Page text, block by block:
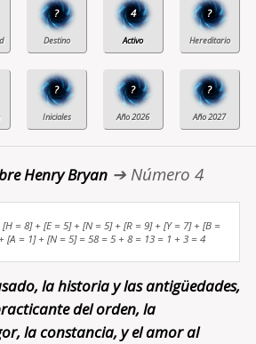
? 4 ?
? ? ?
Henry Bryan➔ Número 4
= 8] + [E = 5] + [N = 5] + [R = 9] + [Y = 7] + [B =
[A = 1] + [N = 5] = 58 = 5 + 8 = 13 = 1 + 3 = 4
la historia y las antigüedades,
del orden, la
la constancia, y el amor al